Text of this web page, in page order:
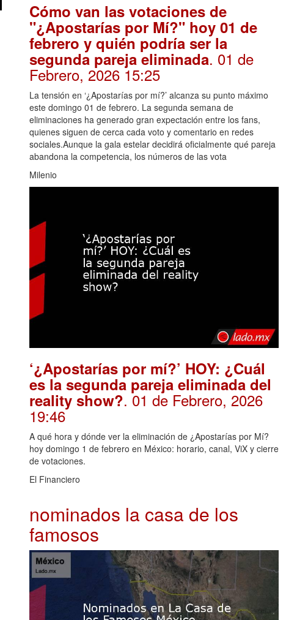
Cómo van las votaciones de
"¿Apostarías por Mí?" hoy 01 de
febrero y quién podría ser la
segunda pareja eliminada. 01 de
Febrero, 2026 15:25
La tensión en ‘¿Apostarías por mí?’ alcanza su punto máximo
este domingo 01 de febrero. La segunda semana de
eliminaciones ha generado gran expectación entre los fans,
quienes siguen de cerca cada voto y comentario en redes
sociales.Aunque la gala estelar decidirá oficialmente qué pareja
abandona la competencia, los números de las vota
Milenio
‘¿Apostarías por mí?’ HOY: ¿Cuál
es la segunda pareja eliminada del
reality show?. 01 de Febrero, 2026
19:46
A qué hora y dónde ver la eliminación de ¿Apostarías por Mí?
hoy domingo 1 de febrero en México: horario, canal, ViX y cierre
de votaciones.
El Financiero
nominados la casa de los
famosos